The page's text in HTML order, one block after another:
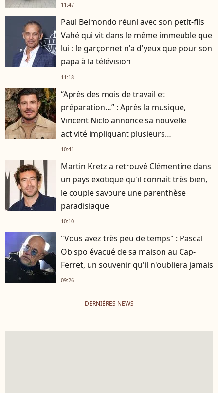
11:47
Paul Belmondo réuni avec son petit-fils
Vahé qui vit dans le même immeuble que
lui : le garçonnet n'a d'yeux que pour son
papa à la télévision
11:18
“Après des mois de travail et
préparation…” : Après la musique,
Vincent Niclo annonce sa nouvelle
activité impliquant plusieurs
personnalités
10:41
Martin Kretz a retrouvé Clémentine dans
un pays exotique qu'il connaît très bien,
le couple savoure une parenthèse
paradisiaque
10:10
"Vous avez très peu de temps" : Pascal
Obispo évacué de sa maison au Cap-
Ferret, un souvenir qu'il n'oubliera jamais
09:26
DERNIÈRES NEWS